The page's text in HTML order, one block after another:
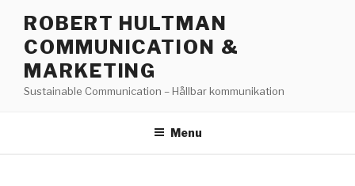
content
ROBERT HULTMAN
COMMUNICATION &
MARKETING
Sustainable Communication – Hållbar kommunikation
Menu